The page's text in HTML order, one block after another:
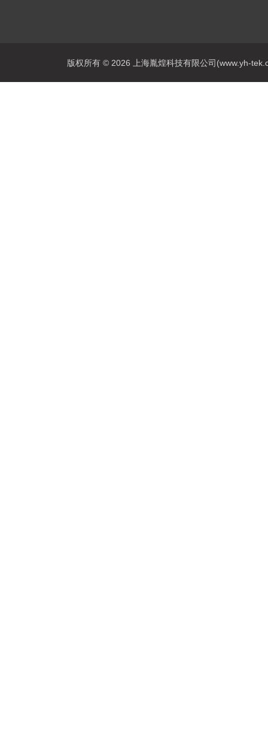
版权所有 © 2026 上海胤煌科技有限公司(www.yh-